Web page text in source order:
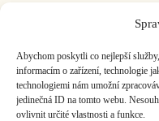
Abychom poskytli co nejlepší
informacím o zařízení, technologie
technologiemi nám umožní
jedinečná ID na tomto webu.
ovlivnit určité vlastnosti a funkce.
Nejtek. Premiéru